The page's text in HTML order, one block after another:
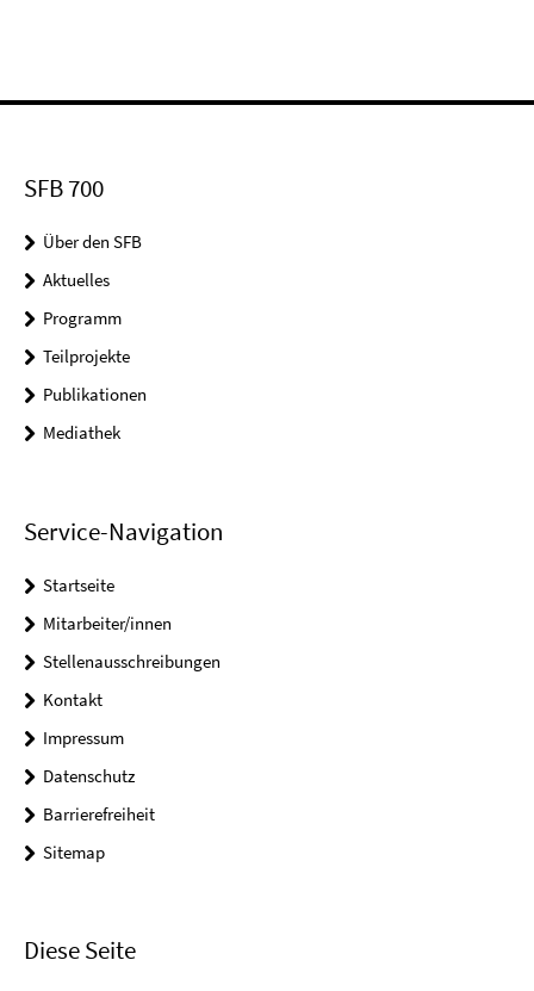
SFB 700
Über den SFB
Aktuelles
Programm
Teilprojekte
Publikationen
Mediathek
Service-Navigation
Startseite
Mitarbeiter/innen
Stellenausschreibungen
Kontakt
Impressum
Datenschutz
Barrierefreiheit
Sitemap
Diese Seite